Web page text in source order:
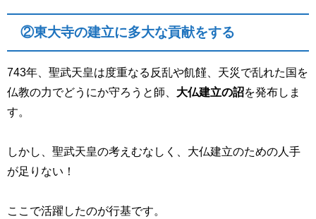
②東大寺の建立に多大な貢献をする
743年、聖武天皇は度重なる反乱や飢饉、天災で乱れた国を
仏教の力でどうにか守ろうと師、 大仏建立の詔を発布しま
す。
しかし、聖武天皇の考えむなしく、大仏建立のための人手
が足りない！
ここで活躍したのが行基です。